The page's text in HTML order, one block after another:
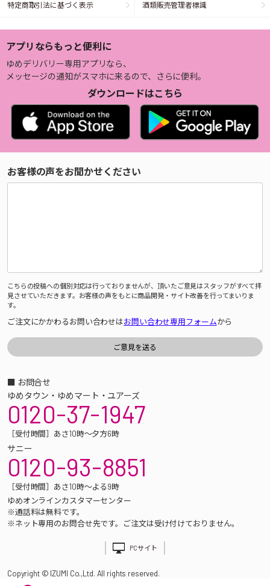
特定商取引法に基づく表示 酒類販売管理者標識
アプリならもっと便利に
ゆめデリバリー専用アプリなら、
メッセージの通知がスマホに来るので、さらに便利。
ダウンロードはこちら
お客様の声をお聞かせください
こちらの投稿への個別対応は行っておりませんが、頂いたご意見はスタッフがすべて拝
見させていただきます。お客様の声をもとに商品開発・サイト改善を行ってまいりま
す。
ご注文にかかわるお問い合わせはお問い合わせ専用フォームから
■ お問合せ
ゆめタウン・ゆめマート・ユアーズ
0120-37-1947
［受付時間］あさ10時～夕方6時
サニー
0120-93-8851
［受付時間］あさ10時～よる9時
ゆめオンラインカスタマーセンター
※通話料は無料です。
※ネット専用のお問合せ先です。ご注文は受け付けておりません。
PCサイト
Copyright © IZUMI Co.,Ltd. All rights reserved.